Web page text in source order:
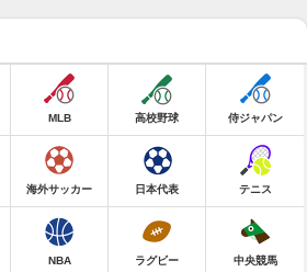
MLB 高校野球 侍ジャパン
海外サッカー 日本代表 テニス
NBA ラグビー 中央競馬